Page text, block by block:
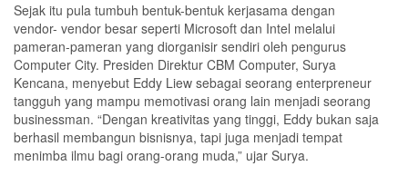
Sejak itu pula tumbuh bentuk-bentuk kerjasama dengan
vendor- vendor besar seperti Microsoft dan Intel melalui
pameran-pameran yang diorganisir sendiri oleh pengurus
Computer City. Presiden Direktur CBM Computer, Surya
Kencana, menyebut Eddy Liew sebagai seorang enterpreneur
tangguh yang mampu memotivasi orang lain menjadi seorang
businessman. “Dengan kreativitas yang tinggi, Eddy bukan saja
berhasil membangun bisnisnya, tapi juga menjadi tempat
menimba ilmu bagi orang-orang muda,” ujar Surya.